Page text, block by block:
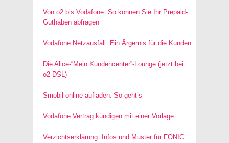
Von o2 bis Vodafone: So können Sie Ihr Prepaid-
Guthaben abfragen
Vodafone Netzausfall: Ein Ärgernis für die Kunden
Die Alice-“Mein Kundencenter”-Lounge (jetzt bei
o2 DSL)
Smobil online aufladen: So geht’s
Vodafone Vertrag kündigen mit einer Vorlage
Verzichtserklärung: Infos und Muster für FONIC